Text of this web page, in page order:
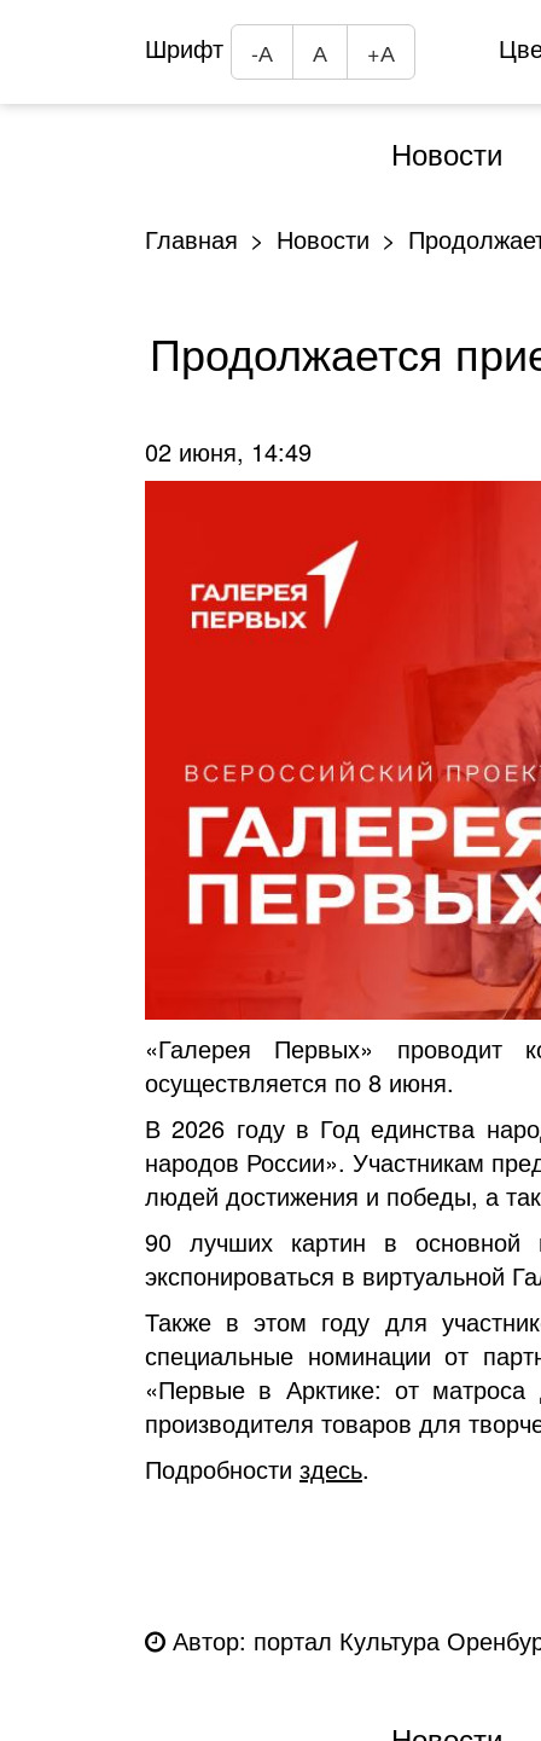
Шрифт -А А +А
Новости
Главная Новости
Продолжается
02 июня, 14:49
«Галерея Первых» проводит
осуществляется по 8 июня.
В 2026 году в Год единства
народов России». Участникам
людей достижения и победы, а
90 лучших картин в основной
экспонироваться в виртуальной
Также в этом году для
специальные номинации от
«Первые в Арктике: от
производителя товаров для
Подробности здесь.
Автор: портал Культура